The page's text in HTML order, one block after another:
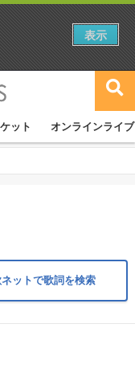
ット オンラインライブ
ットで歌詞を検索
表示